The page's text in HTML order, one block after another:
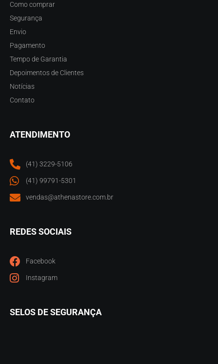
Como comprar
Segurança
Envio
Pagamento
Tempo de Garantia
Depoimentos de Clientes
Notícias
Contato
ATENDIMENTO
(41) 3229-5106
(41) 99791-5301
vendas@athenastore.com.br
REDES SOCIAIS
Facebook
Instagram
SELOS DE SEGURANÇA